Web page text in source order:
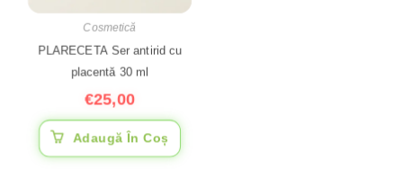
Cosmetică
PLARECETA Ser antirid cu
placentă 30 ml
€25,00
Adaugă În Coș